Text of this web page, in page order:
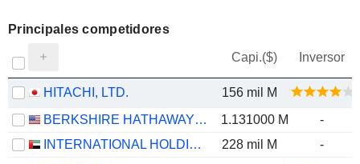
Principales competidores
Capi.($) Inversor
HITACHI, LTD.
156 mil M
BERKSHIRE HATHAWAY INC.
1.131000 M
-
INTERNATIONAL HOLDING COMPANY
228 mil M
-